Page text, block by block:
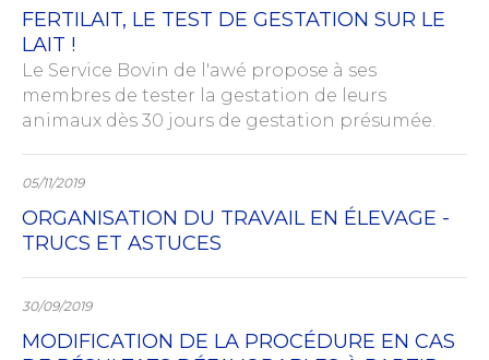
FERTILAIT, LE TEST DE GESTATION SUR LE
LAIT !
Le Service Bovin de l'awé propose à ses
membres de tester la gestation de leurs
animaux dès 30 jours de gestation présumée.
05/11/2019
ORGANISATION DU TRAVAIL EN ÉLEVAGE -
TRUCS ET ASTUCES
30/09/2019
MODIFICATION DE LA PROCÉDURE EN CAS